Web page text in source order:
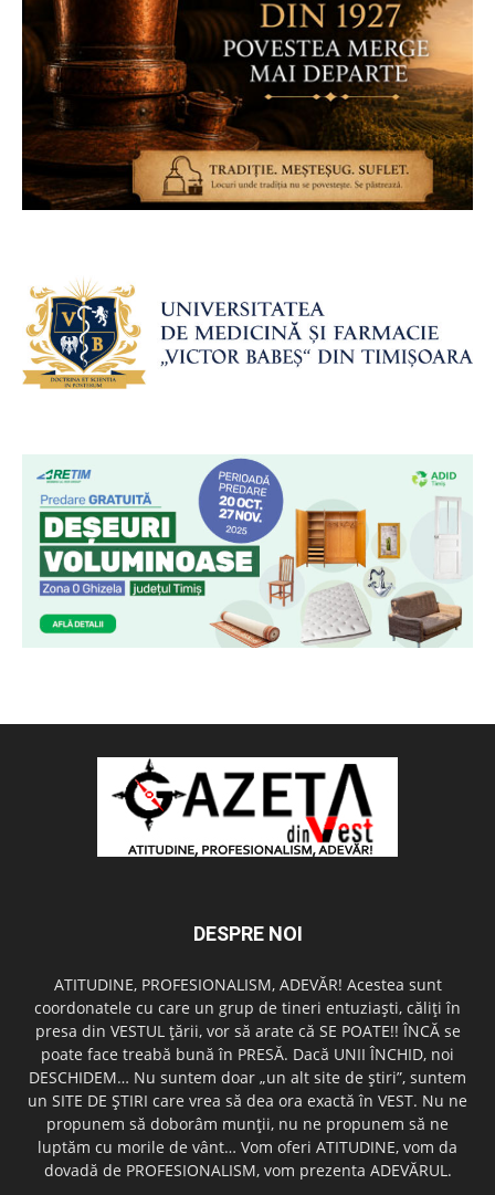
DESPRE NOI
ATITUDINE, PROFESIONALISM, ADEVĂR! Acestea sunt
coordonatele cu care un grup de tineri entuziaşti, căliţi în
presa din VESTUL ţării, vor să arate că SE POATE!! ÎNCĂ se
poate face treabă bună în PRESĂ. Dacă UNII ÎNCHID, noi
DESCHIDEM… Nu suntem doar „un alt site de ştiri”, suntem
un SITE DE ŞTIRI care vrea să dea ora exactă în VEST. Nu ne
propunem să doborâm munţii, nu ne propunem să ne
luptăm cu morile de vânt… Vom oferi ATITUDINE, vom da
dovadă de PROFESIONALISM, vom prezenta ADEVĂRUL.